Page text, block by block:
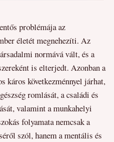
problémája az
életét megnehezíti. Az
normává vált, és a
is elterjedt. Azonban a
káros következménnyel járhat,
romlását, a családi és
valamint a munkahelyi
folyamata nemcsak a
szól, hanem a mentális és